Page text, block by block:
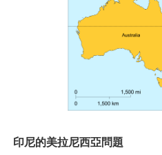
印尼的美拉尼西亞問題